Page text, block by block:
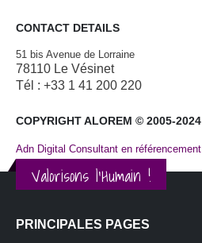
CONTACT DETAILS
51 bis Avenue de Lorraine
78110 Le Vésinet
Tél : +33 1 41 200 220
COPYRIGHT ALOREM © 2005-2024
Adn Digital Consultant en référencement
Valorisons l'Humain !
PRINCIPALES PAGES